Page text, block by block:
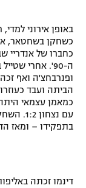
באופן אירוני
כשחקן בשחטאר,
כחברו של אנדריי
ה-90'. אחרי
ופנרבחצ'ה ואף
הביתה ועבד
כמאמן עצמאי
עם
בתפקידו – ומאז
דינמו זכתה